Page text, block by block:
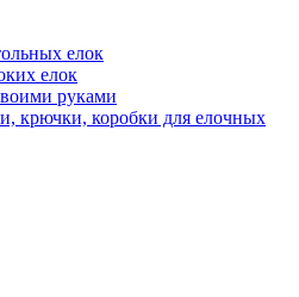
елок
елок
руками
крючки, коробки для елочных